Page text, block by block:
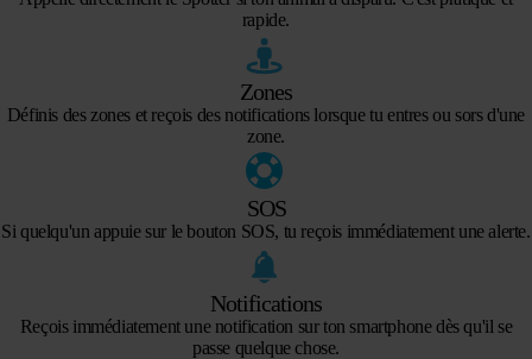
rapide.
Zones
Définis des zones et reçois des notifications lorsque tu entres ou sors d'une
zone.
SOS
Si quelqu'un appuie sur le bouton SOS, tu reçois immédiatement une alerte.
Notifications
Reçois immédiatement une notification sur ton smartphone dès qu'il se
passe quelque chose.